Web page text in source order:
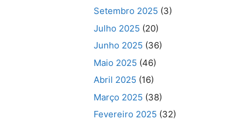
Setembro 2025 (3)
Julho 2025 (20)
Junho 2025 (36)
Maio 2025 (46)
Abril 2025 (16)
Março 2025 (38)
Fevereiro 2025 (32)